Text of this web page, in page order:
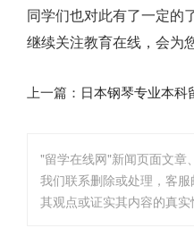
同学们也对此有了一定的
继续关注教育在线，会为
上一篇： 日本钢琴专业本科
"留学在线网"新闻页面文章
其观点或证实其内容的真实